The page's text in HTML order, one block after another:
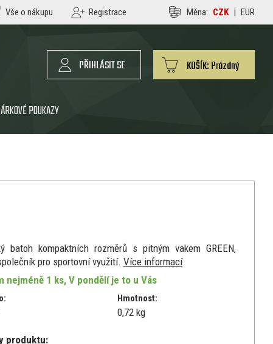
Vše o nákupu Registrace Měna: CZK | EUR
KOŠÍK:Prázdný
PŘIHLÁSIT SE
POUKAZY
batoh kompaktních rozměrů s pitným vakem GREEN,
pro sportovní využití. Více informací
nejméně 1 ks, V pondělí je to u Vás
Hmotnost:
0,72 kg
produktu: